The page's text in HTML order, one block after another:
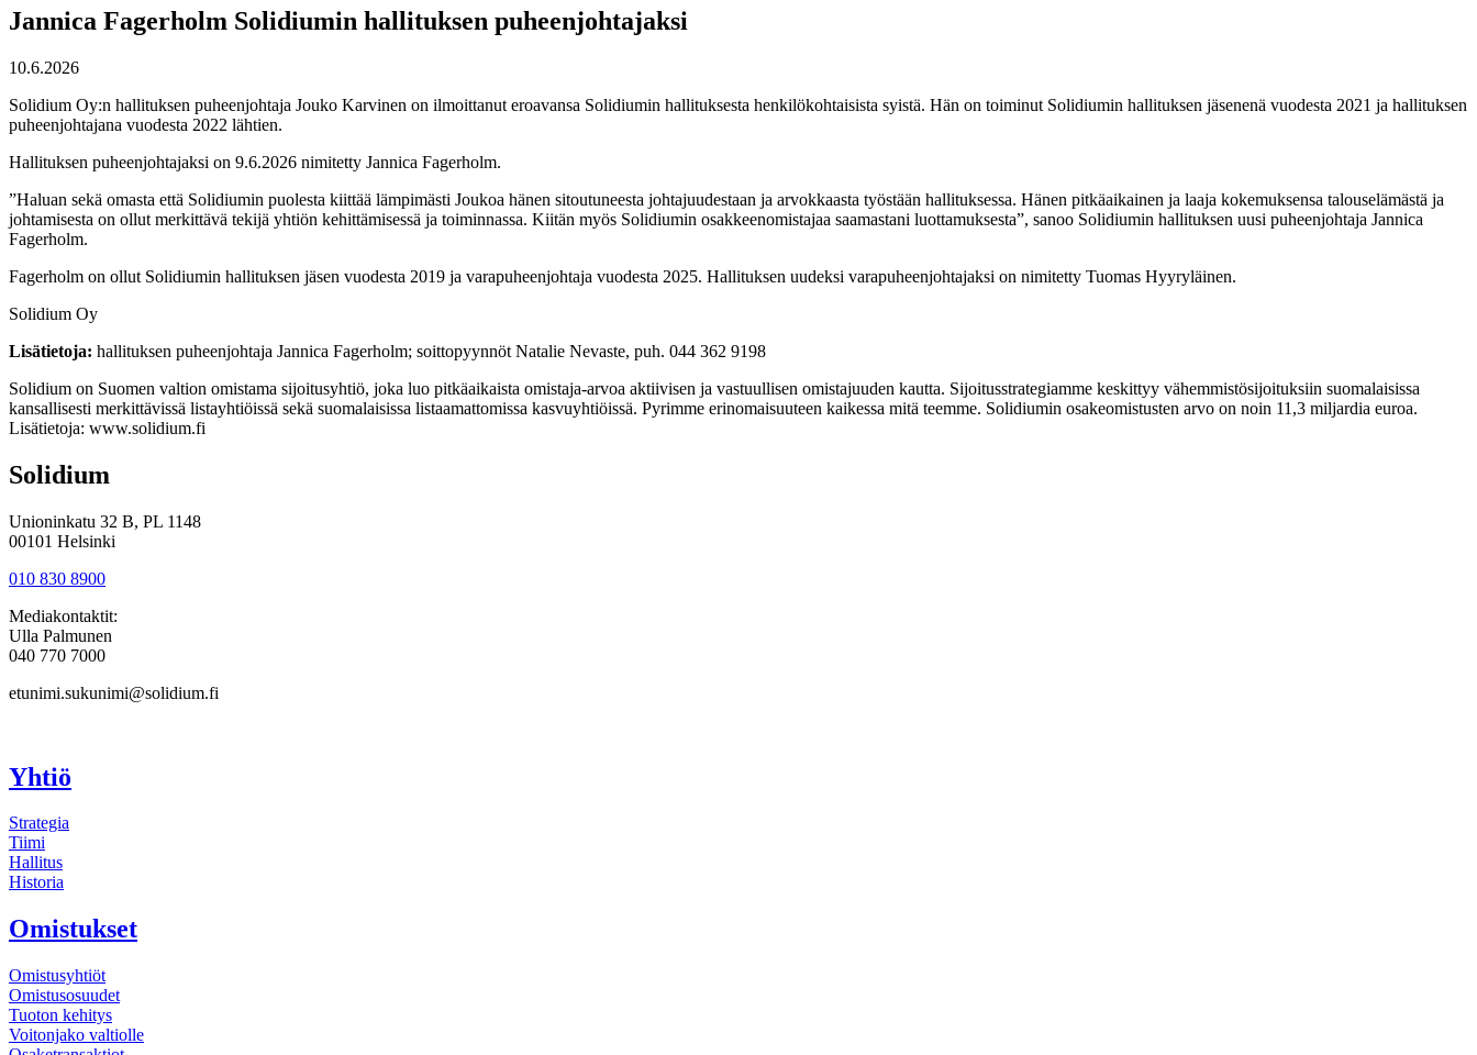
Jannica Fagerholm Solidiumin hallituksen puheenjohtajaksi
10.6.2026
Solidium Oy:n hallituksen puheenjohtaja Jouko Karvinen on ilmoittanut eroavansa Solidiumin hallituksesta henkilökohtaisista syistä. Hän on toiminut Solidiumin hallituksen jäsenenä vuodesta 2021 ja hallituksen
puheenjohtajana vuodesta 2022 lähtien.
Hallituksen puheenjohtajaksi on 9.6.2026 nimitetty Jannica Fagerholm.
”Haluan sekä omasta että Solidiumin puolesta kiittää lämpimästi Joukoa hänen sitoutuneesta johtajuudestaan ja arvokkaasta työstään hallituksessa. Hänen pitkäaikainen ja laaja kokemuksensa talouselämästä ja
johtamisesta on ollut merkittävä tekijä yhtiön kehittämisessä ja toiminnassa. Kiitän myös Solidiumin osakkeenomistajaa saamastani luottamuksesta”, sanoo Solidiumin hallituksen uusi puheenjohtaja Jannica
Fagerholm.
Fagerholm on ollut Solidiumin hallituksen jäsen vuodesta 2019 ja varapuheenjohtaja vuodesta 2025. Hallituksen uudeksi varapuheenjohtajaksi on nimitetty Tuomas Hyyryläinen.
Solidium Oy
Lisätietoja: hallituksen puheenjohtaja Jannica Fagerholm; soittopyynnöt Natalie Nevaste, puh. 044 362 9198
Solidium on Suomen valtion omistama sijoitusyhtiö, joka luo pitkäaikaista omistaja-arvoa aktiivisen ja vastuullisen omistajuuden kautta. Sijoitusstrategiamme keskittyy vähemmistösijoituksiin suomalaisissa
kansallisesti merkittävissä listayhtiöissä sekä suomalaisissa listaamattomissa kasvuyhtiöissä. Pyrimme erinomaisuuteen kaikessa mitä teemme. Solidiumin osakeomistusten arvo on noin 11,3 miljardia euroa.
Lisätietoja: www.solidium.fi
Solidium
Unioninkatu 32 B, PL 1148
00101 Helsinki
010 830 8900
Mediakontaktit:
Ulla Palmunen
040 770 7000
etunimi.sukunimi@solidium.fi
Yhtiö
Strategia
Tiimi
Hallitus
Historia
Omistukset
Omistusyhtiöt
Omistusosuudet
Tuoton kehitys
Voitonjako valtiolle